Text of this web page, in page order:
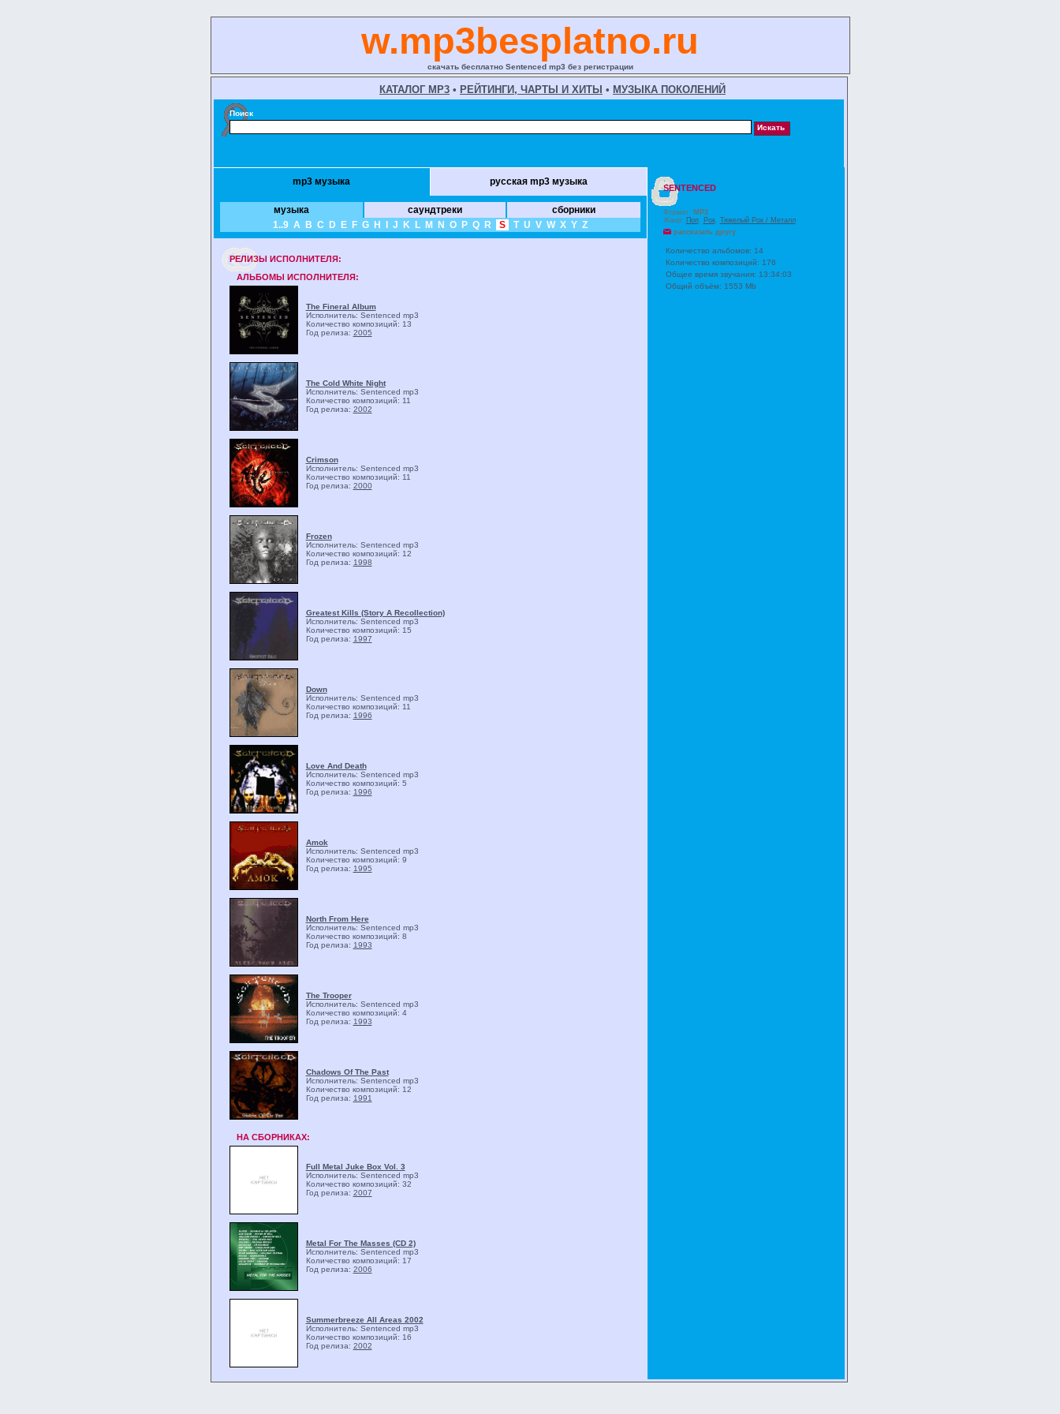
w.mp3besplatno.ru
скачать бесплатно Sentenced mp3 без регистрации
КАТАЛОГ MP3 • РЕЙТИНГИ, ЧАРТЫ И ХИТЫ • МУЗЫКА ПОКОЛЕНИЙ
Поиск
mp3 музыка русская mp3 музыка
музыка саундтреки
сборники
1..9 A B C D E F G H J K L M N O P Q R S T U V W X Y Z
РЕЛИЗЫ ИCПОЛНИТЕЛЯ:
АЛЬБОМЫ ИСПОЛНИТЕЛЯ:
The Fineral Album
Исполнитель: Sentenced mp3
Количество композиций: 13
Год релиза: 2005
The Cold White Night
Исполнитель: Sentenced mp3
Количество композиций: 11
Год релиза: 2002
Crimson
Исполнитель: Sentenced mp3
Количество композиций: 11
Год релиза: 2000
Frozen
Исполнитель: Sentenced mp3
Количество композиций: 12
Год релиза: 1998
Greatest Kills (Story A Recollection)
Исполнитель: Sentenced mp3
Количество композиций: 15
Год релиза: 1997
Down
Исполнитель: Sentenced mp3
Количество композиций: 11
Год релиза: 1996
Love And Death
Исполнитель: Sentenced mp3
Количество композиций: 5
Год релиза: 1996
Amok
Исполнитель: Sentenced mp3
Количество композиций: 9
Год релиза: 1995
North From Here
Исполнитель: Sentenced mp3
Количество композиций: 8
Год релиза: 1993
The Trooper
Исполнитель: Sentenced mp3
Количество композиций: 4
Год релиза: 1993
Chadows Of The Past
Исполнитель: Sentenced mp3
Количество композиций: 12
Год релиза: 1991
НА СБОРНИКАХ:
Full Metal Juke Box Vol. 3
Исполнитель: Sentenced mp3
Количество композиций: 32
Год релиза: 2007
Metal For The Masses (CD 2)
Исполнитель: Sentenced mp3
Количество композиций: 17
Год релиза: 2006
Summerbreeze All Areas 2002
Исполнитель: Sentenced mp3
Количество композиций: 16
Год релиза: 2002
SENTENCED
Формат: MP3
Жанр: Поп, Рок, Тяжелый Рок / Металл
рассказать другу
Количество альбомов: 14
Количество композиций: 176
Общее время звучания: 13:34:03
Общий объём: 1553 Mb